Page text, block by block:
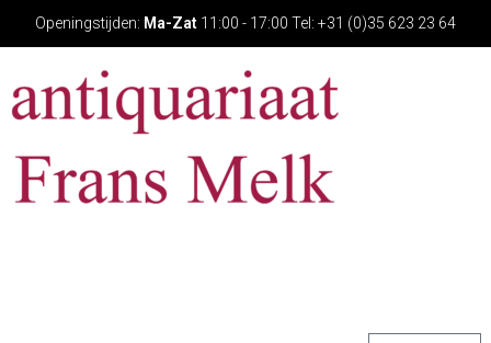
Openingstijden: Ma-Zat 11:00 - 17:00 Tel: +31 (0)35 623 23 64